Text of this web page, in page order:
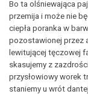
Bo ta olśniewająca
przemija i może nie
ciepła poranka w
pozostawionej przez
lewitującej tęczowej
skasujemy z
przysłowiowy worek
staniemy u wrót